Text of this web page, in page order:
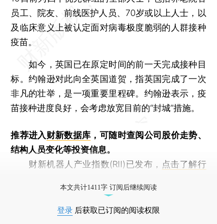
员工、院友、前线医护人员、70岁或以上人士，以
及临床意义上被认定面对病毒极度脆弱的人群接种
疫苗。
如今，英国已在原定时间的前一天完成接种目
标。约翰逊对此向全英国道贺，指英国完成了一次
非凡的壮举，是一项重要里程碑。约翰逊表示，疫
苗接种进度良好，会考虑放宽目前的“封城”措施。
推荐进入财新数据库 ，可随时查阅公司股价走势、
结构人员变化等投资信息。
财新机器人产业指数(RII)已发布， 点击了解行
本文共计1411字 订阅后继续阅读
登录 后获取已订阅的阅读权限